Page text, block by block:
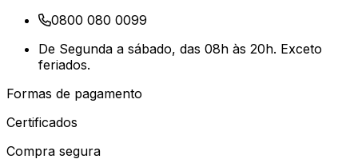
0800 080 0099
De Segunda a sábado, das 08h às 20h. Exceto
feriados.
Formas de pagamento
Certificados
Compra segura